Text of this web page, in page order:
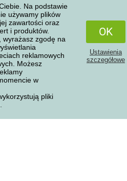
Na podstawie
używamy plików
zawartości oraz
i produktów.
wyrażasz zgodę na
reklamowych
Możesz
w
pliki
OK
Ustawienia
szczegółowe